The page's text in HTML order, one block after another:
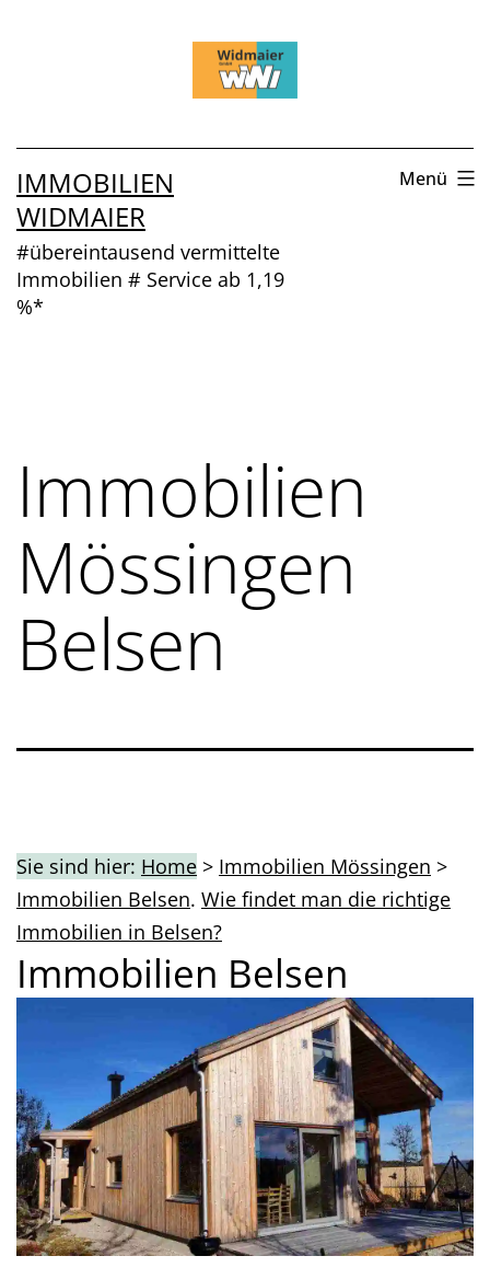
IMMOBILIEN
WIDMAIER
#übereintausend vermittelte
Immobilien # Service ab 1,19
%*
Menü
Immobilien
Mössingen
Belsen
Sie sind hier: Home > Immobilien Mössingen >
Immobilien Belsen. Wie findet man die richtige
Immobilien in Belsen?
Immobilien Belsen